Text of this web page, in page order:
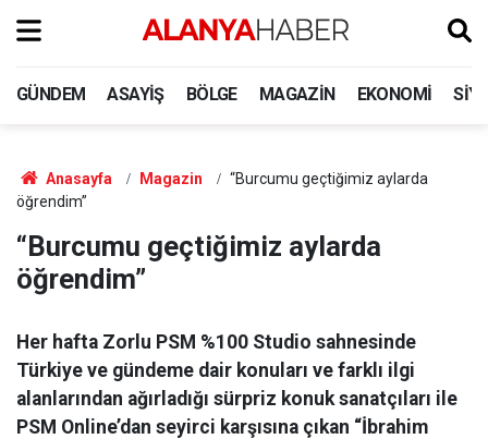
GÜNDEM ASAYIŞ BÖLGE MAGAZIN EKONOMI
Anasayfa Magazin
“Burcumu geçtiğimiz aylarda
öğrendim”
“Burcumu geçtiğimiz aylarda
öğrendim”
Her hafta Zorlu PSM %100 Studio sahnesinde
Türkiye ve gündeme dair konuları ve farklı ilgi
alanlarından ağırladığı sürpriz konuk sanatçıları ile
PSM Online’dan seyirci karşısına çıkan “İbrahim